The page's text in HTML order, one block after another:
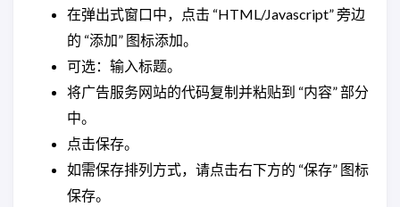
在弹出式窗口中，点击 “HTML/Javascript” 旁边
的 “添加” 图标添加。
可选：输入标题。
将广告服务网站的代码复制并粘贴到 “内容” 部分
中。
点击保存。
如需保存排列方式，请点击右下方的 “保存” 图标
保存。